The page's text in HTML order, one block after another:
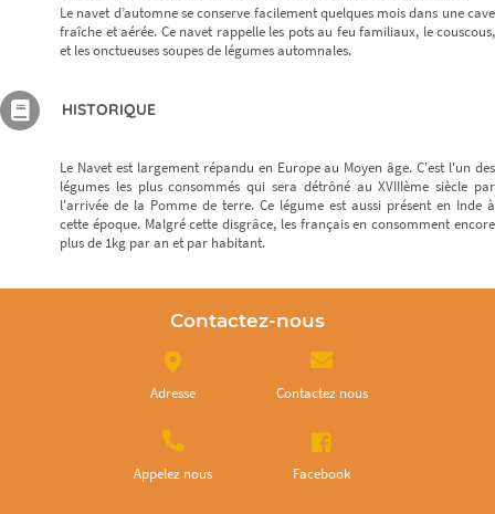
Le navet d’automne se conserve facilement quelques mois dans une cave
fraîche et aérée. Ce navet rappelle les pots au feu familiaux, le couscous,
et les onctueuses soupes de légumes automnales.
HISTORIQUE
Le Navet est largement répandu en Europe au Moyen âge. C'est l'un des
légumes les plus consommés qui sera détrôné au XVIIIème siècle par
l'arrivée de la Pomme de terre. Ce légume est aussi présent en Inde à
cette époque. Malgré cette disgrâce, les français en consomment encore
plus de 1kg par an et par habitant.
Contactez-nous
Adresse Contactez nous
Appelez nous Facebook